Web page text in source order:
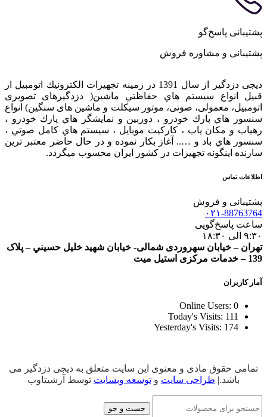
پشتیبانی پاسخ‌گو
پشتیبانی و مشاوره فروش
دیجی دزدگیر از سال 1391 در زمينه تجهيزات الكترونيك اتومبیل از
قبيل انواع سيستم هاي حفاظتي ماشین( دزدگيرهای تصویری
اتومبیل، معمولی، صوتی، موتور سیکلت و ماشین های سنگین) انواع
سنسور هاي پارك خودرو ، دوربين و نمايشگر هاي پارك خودرو ،
رهياب و مكان ياب ، كاركيت موبايل ، سيستم هاي كامل صوتي ،
سنسور هاي باد و ….. آغاز بكار نموده و در حال حاضر معتبر ترين
سازنده اينگونه تجهيزات در كشور ایران محسوب ميگردد.
اطلاعات تماس
پشتیبانی و فروش
۰۲۱-88763764
ساعت پاسخ‌گویی
۹:۳۰ الی ۱۸:۳۰
تهران – خيابان سهروردی شمالی- خيابان شهيد خليل حسيني – پلاک
139 – خدمات مرکزی استیل میت
آمار کاربران
Online Users: 0
Today's Visits: 111
Yesterday's Visits: 174
تمامی حقوق مادی و معنوی این سایت متعلق به دیجی دزدگیر می
باشد.| طراحی سایت و توسعه وبسایت توسط آرشیتاوب
جست و جو